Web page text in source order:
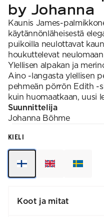
by Johanna
Kaunis James-
käytännönläheisestä
puikoilla neulottavat
houkuttelevat
Ylellisen alpakan ja
Aino -langasta ylellisen
pehmeän pörrön Edith -
kuin huomaatkaan, uusi
Suunnittelija
Johanna Böhme
KIELI
Koot ja mitat